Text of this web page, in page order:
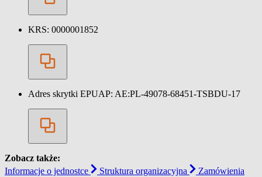
KRS: 0000001852
Adres skrytki EPUAP: AE:PL-49078-68451-TSBDU-17
Zobacz także:
Informacje o jednostce
Struktura organizacyjna
Zamówienia